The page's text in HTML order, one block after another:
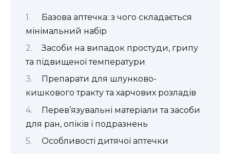
Базова аптечка: з чого складається
мінімальний набір
Засоби на випадок простуди, грипу
та підвищеної температури
Препарати для шлунково-
кишкового тракту та харчових розладів
Перев’язувальні матеріали та засоби
для ран, опіків і подразнень
Особливості дитячої аптечки